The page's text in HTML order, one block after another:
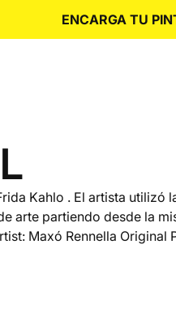
ENCARGA TU
Kahlo . El artista utilizó
arte partiendo desde la
Maxó Rennella Original